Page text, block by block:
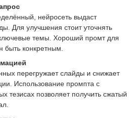
нейросеть выдаст
Для улучшения стоит уточнять
темы. Хороший промт для
быть конкретным.
перегружает слайды и снижает
Использование промпта с
тезисах позволяет получить сжатый